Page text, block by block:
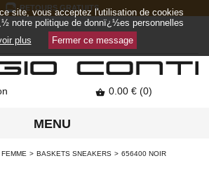
RETOURS GRATUITS
 0.00 € (0)
MENU
FEMME BASKETS SNEAKERS 656400 NOIR
site, vous acceptez l'utilisation de cookies
notre politique de donnï¿½es personnelles
plus
Fermer ce message